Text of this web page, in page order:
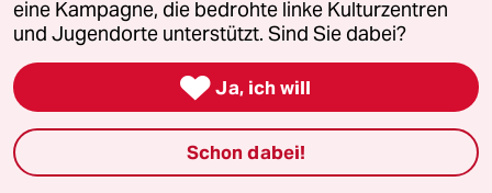
Hitze
Verlag
eine Kampagne, die bedrohte linke Kulturzentren
und Jugendorte unterstützt. Sind Sie dabei?
 Ja, ich will
Schon dabei!